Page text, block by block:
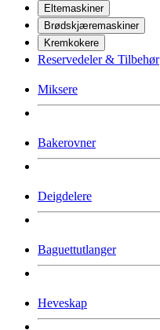
Eltemaskiner
Brødskjæremaskiner
Kremkokere
Reservedeler & Tilbehør
Miksere
Bakerovner
Deigdelere
Baguettutlanger
Heveskap